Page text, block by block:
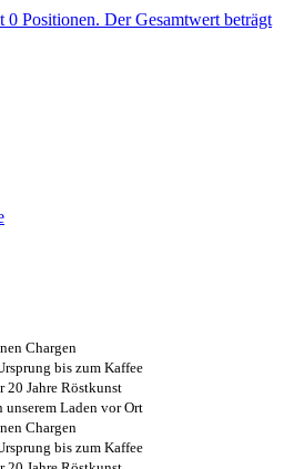
0 Positionen. Der Gesamtwert beträgt
Chargen
bis zum Kaffee
20 Jahre Röstkunst
unserem Laden vor Ort
Chargen
bis zum Kaffee